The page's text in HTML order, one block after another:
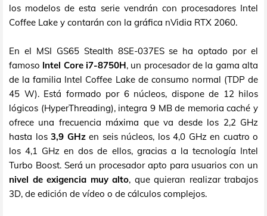
los modelos de esta serie vendrán con procesadores Intel
Coffee Lake y contarán con la gráfica nVidia RTX 2060.
En el MSI GS65 Stealth 8SE-037ES se ha optado por el
famoso Intel Core i7-8750H, un procesador de la gama alta
de la familia Intel Coffee Lake de consumo normal (TDP de
45 W). Está formado por 6 núcleos, dispone de 12 hilos
lógicos (HyperThreading), integra 9 MB de memoria caché y
ofrece una frecuencia máxima que va desde los 2,2 GHz
hasta los 3,9 GHzen seis núcleos, los 4,0 GHz en cuatro o
los 4,1 GHz en dos de ellos, gracias a la tecnología Intel
Turbo Boost. Será un procesador apto para usuarios con un
nivel de exigencia muy alto, que quieran realizar trabajos
3D, de edición de vídeo o de cálculos complejos.